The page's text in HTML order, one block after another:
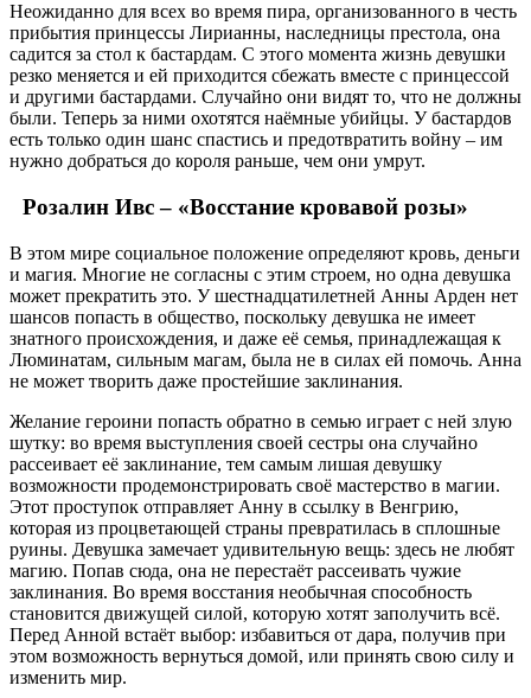
Неожиданно для всех во время пира, организованного в честь
прибытия принцессы Лирианны, наследницы престола, она
садится за стол к бастардам. С этого момента жизнь девушки
резко меняется и ей приходится сбежать вместе с принцессой
и другими бастардами. Случайно они видят то, что не должны
были. Теперь за ними охотятся наёмные убийцы. У бастардов
есть только один шанс спастись и предотвратить войну – им
нужно добраться до короля раньше, чем они умрут.
Розалин Ивс – «Восстание кровавой розы»
В этом мире социальное положение определяют кровь, деньги
и магия. Многие не согласны с этим строем, но одна девушка
может прекратить это. У шестнадцатилетней Анны Арден нет
шансов попасть в общество, поскольку девушка не имеет
знатного происхождения, и даже её семья, принадлежащая к
Люминатам, сильным магам, была не в силах ей помочь. Анна
не может творить даже простейшие заклинания.
Желание героини попасть обратно в семью играет с ней злую
шутку: во время выступления своей сестры она случайно
рассеивает её заклинание, тем самым лишая девушку
возможности продемонстрировать своё мастерство в магии.
Этот проступок отправляет Анну в ссылку в Венгрию,
которая из процветающей страны превратилась в сплошные
руины. Девушка замечает удивительную вещь: здесь не любят
магию. Попав сюда, она не перестаёт рассеивать чужие
заклинания. Во время восстания необычная способность
становится движущей силой, которую хотят заполучить всё.
Перед Анной встаёт выбор: избавиться от дара, получив при
этом возможность вернуться домой, или принять свою силу и
изменить мир.